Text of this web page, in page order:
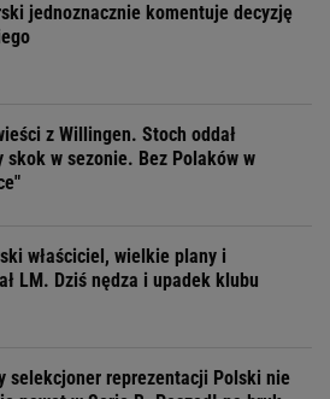
jednoznacznie komentuje decyzję
z Willingen. Stoch oddał
skok w sezonie. Bez Polaków w
właściciel, wielkie plany i
LM. Dziś nędza i upadek klubu
selekcjoner reprezentacji Polski nie